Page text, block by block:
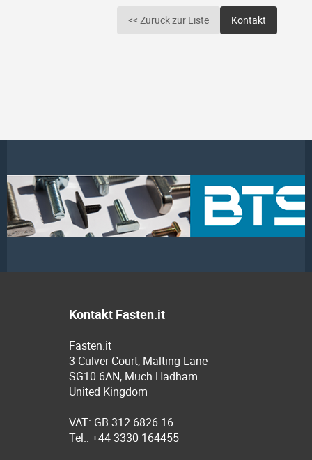
<< Zurück zur Liste Kontakt
Kontakt Fasten.it
Fasten.it
3 Culver Court, Malting Lane
SG10 6AN, Much Hadham
United Kingdom
VAT: GB 312 6826 16
Tel.: +44 3330 164455